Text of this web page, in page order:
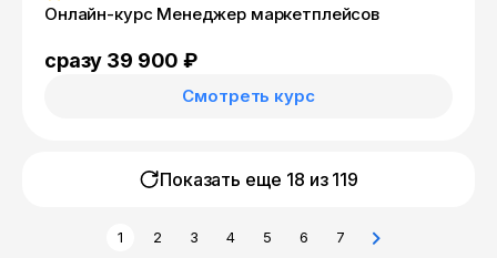
Онлайн-курс Менеджер маркетплейсов
сразу 39 900 ₽
Смотреть курс
Показать еще 18 из 119
1 2 3 4 5 6 7